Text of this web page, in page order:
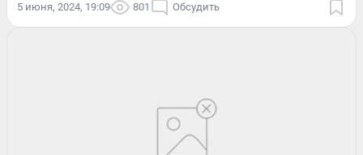
5 июня, 2024, 19:09 801 Обсудить